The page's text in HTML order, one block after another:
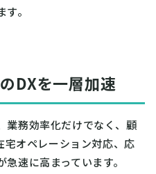
。
DXを一層加速
業務効率化だけでなく、顧
宅オペレーション対応、応
速に高まっています。